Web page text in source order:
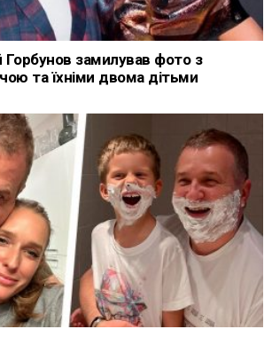
Горбунов замилував фото з
та їхніми двома дітьми